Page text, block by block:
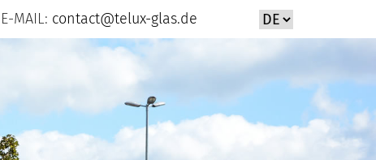
E-MAIL: contact@telux-glas.de